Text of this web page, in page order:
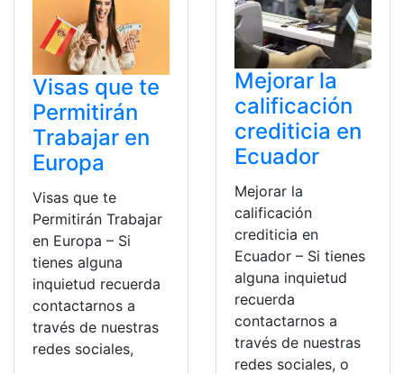
Visas que te
Permitirán
Trabajar en
Europa
Visas que te
Permitirán Trabajar
en Europa – Si
tienes alguna
inquietud recuerda
contactarnos a
través de nuestras
redes sociales,
Mejorar la
calificación
crediticia en
Ecuador
Mejorar la
calificación
crediticia en
Ecuador – Si tienes
alguna inquietud
recuerda
contactarnos a
través de nuestras
redes sociales, o